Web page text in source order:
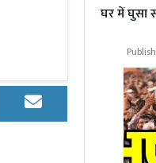
पुलिस ने
तथा
पर जांच
घर में घुसा